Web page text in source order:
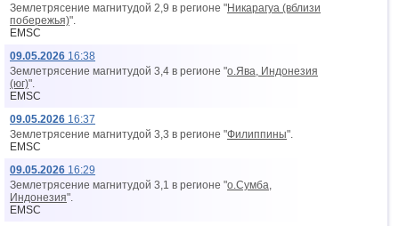
Землетрясение магнитудой 2,9 в регионе "Никарагуа (вблизи
побережья)".
EMSC
09.05.2026 16:38
Землетрясение магнитудой 3,4 в регионе "о.Ява, Индонезия
(юг)".
EMSC
09.05.2026 16:37
Землетрясение магнитудой 3,3 в регионе "Филиппины".
EMSC
09.05.2026 16:29
Землетрясение магнитудой 3,1 в регионе "о.Сумба,
Индонезия".
EMSC